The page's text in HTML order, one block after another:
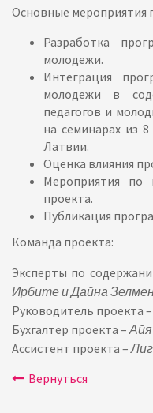
Основные мероприятия
Разработка
молодежи.
Интеграция
молодежи в
педагогов и
на семинарах из
Латвии.
Оценка влияния
Мероприятия по
проекта.
Публикация
Команда проекта:
Эксперты по
Ирбите и Дайна
Руководитель проекта –
Бухгалтер проекта –
Ассистент проекта –
Bернуться